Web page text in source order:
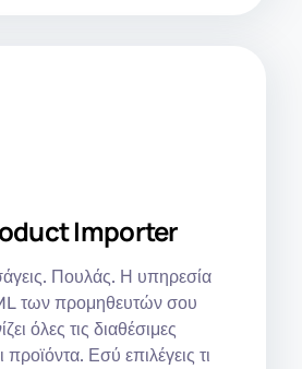
Importer
Πουλάς. Η υπηρεσία
των προμηθευτών σου
όλες τις διαθέσιμες
προϊόντα. Εσύ επιλέγεις τι